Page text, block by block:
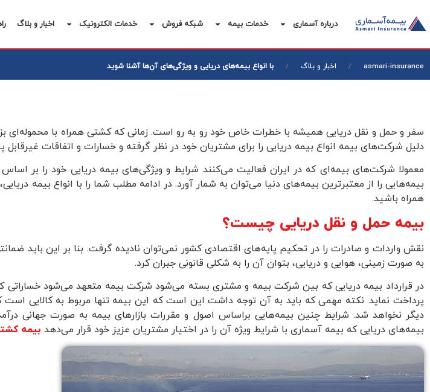
درباره آسماری خدمات بیمه شبکه فروش خدمات الکترونیک اخبار و بلاگ
asmari-insurance اخبار و بلاگ با انواع بیمه‌های دریایی و ویژگی‌های آن‌ها آشنا شوید
سفر و حمل و نقل دریایی همیشه با خطرات خاص خود رو به رو است. زمانی که کشتی همراه با
دلیل شرکت‌های بیمه انواع بیمه دریایی را برای مشتریان خود در نظر گرفته‌ و خسارات و اتفاقات
معمولا شرکت‌های بیمه‌ای که در ایران فعالیت می‌کنند شرایط و ویژگی‌های بیمه دریایی خود را بر
بیمه‌هایی را از معتبرترین بیمه‌های دنیا می‌توان به شمار آورد. در ادامه مطلب شما را با انواع بیمه
همراه باشید.
بیمه حمل و نقل دریایی چیست؟
نقش واردات و صادرات را در تحکیم پایه‌های اقتصادی کشور نمی‌توان نادیده گرفت. بنا بر این باید
به صورت زمینی، هوایی و دریایی، بتوان آن را به شکلی قانونی جبران کرد.
در قرارداد بیمه دریایی که بین شرکت بیمه و مشتری بسته می‌شود شرکت بیمه متعهد می‌شود
پرداخت نماید. نکته مهمی که باید به آن توجه داشت این است که این بیمه تنها مربوط به کالایی
دیگر نخواهد شد. شرایط چنین بیمه‌هایی براساس اصول و مقررات بازارهای بیمه به صورت جهانی
بیمه‌های دریایی که بیمه آسماری با شرایط ویژه آن را در اختیار مشتریان عزیز خود قرار می‌دهد بیمه